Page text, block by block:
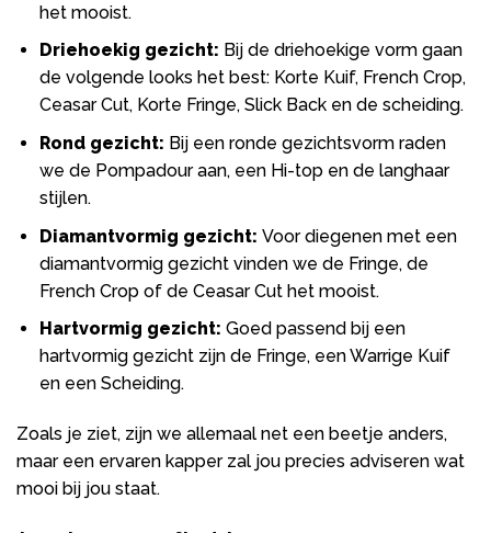
het mooist.
Driehoekig gezicht: Bij de driehoekige vorm gaan
de volgende looks het best: Korte Kuif, French Crop,
Ceasar Cut, Korte Fringe, Slick Back en de scheiding.
Rond gezicht: Bij een ronde gezichtsvorm raden
we de Pompadour aan, een Hi-top en de langhaar
stijlen.
Diamantvormig gezicht: Voor diegenen met een
diamantvormig gezicht vinden we de Fringe, de
French Crop of de Ceasar Cut het mooist.
Hartvormig gezicht: Goed passend bij een
hartvormig gezicht zijn de Fringe, een Warrige Kuif
en een Scheiding.
Zoals je ziet, zijn we allemaal net een beetje anders,
maar een ervaren kapper zal jou precies adviseren wat
mooi bij jou staat.